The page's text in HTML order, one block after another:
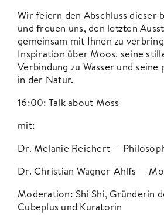
Wir feiern den Abschluss dieser
und freuen uns, den letzten
gemeinsam mit Ihnen zu
Inspiration über Moos, seine
Verbindung zu Wasser und seine
in der Natur.
16:00: Talk about Moss
mit:
Dr. Melanie Reichert —
Dr. Christian Wagner-Ahlfs —
Moderation: Shi Shi, Gründerin
Cubeplus und Kuratorin